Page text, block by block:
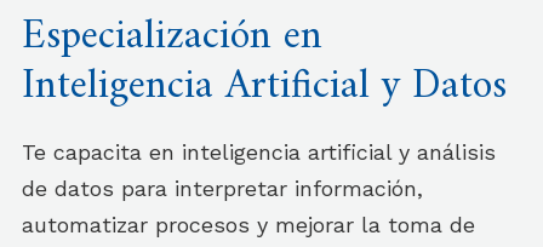
Especialización en
Inteligencia Artificial y Datos
Te capacita en inteligencia artificial y análisis
de datos para interpretar información,
automatizar procesos y mejorar la toma de